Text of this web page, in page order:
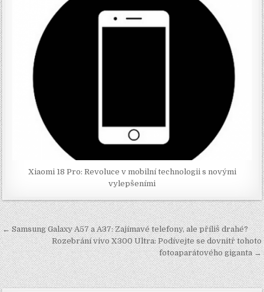
Xiaomi 18 Pro: Revoluce v mobilní technologii s novými
vylepšeními
Navigace
pro
příspěvek
← Samsung Galaxy A57 a A37: Zajímavé telefony, ale příliš drahé?
Rozebrání vivo X300 Ultra: Podívejte se dovnitř tohoto
fotoaparátového giganta →